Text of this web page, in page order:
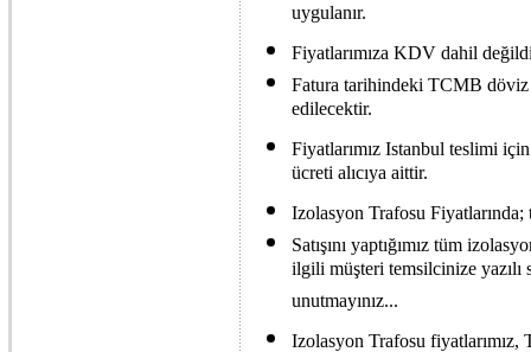
uygulanır.
Fiyatlarımıza KDV dahil
Fatura tarihindeki TCMB döviz
edilecektir.
Fiyatlarımız Istanbul teslimi
ücreti alıcıya aittir.
Izolasyon Trafosu
Satışını yaptığımız tüm
ilgili müşteri temsilcinize
unutmayınız...
Izolasyon Trafosu